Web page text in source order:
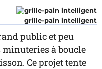
grille-pain intelligent
public et peu
à boucle
Ce projet tente